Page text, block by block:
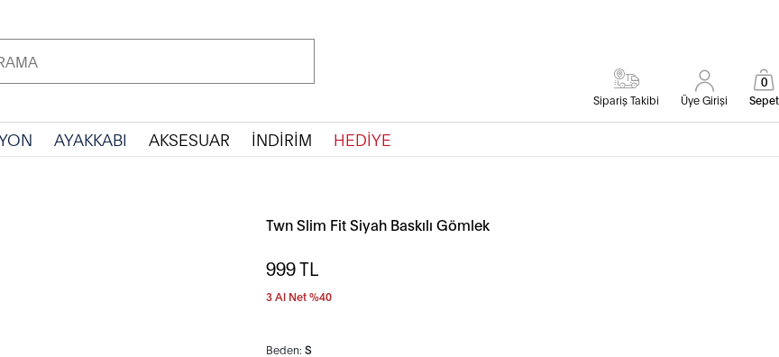
Sipariş Takibi Üye Girişi Sepet
0
AYAKKABI AKSESUAR İNDİRİM HEDİYE
Twn Slim Fit Siyah Baskılı Gömlek
999TL
3 Al Net %40
Beden: S